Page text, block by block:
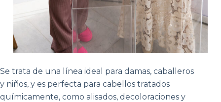
Se trata de una línea ideal para damas, caballeros
y niños, y es perfecta para cabellos tratados
químicamente, como alisados, decoloraciones y